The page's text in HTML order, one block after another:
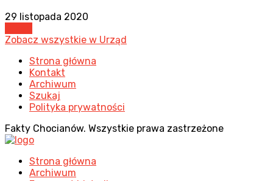
29 listopada 2020
Zobacz wszystkie w Urząd
Strona główna
Kontakt
Archiwum
Szukaj
Polityka prywatności
Fakty Chocianów. Wszystkie prawa zastrzeżone
Strona główna
Archiwum